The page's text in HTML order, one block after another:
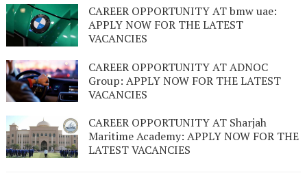
CAREER OPPORTUNITY AT bmw uae:
APPLY NOW FOR THE LATEST
VACANCIES
CAREER OPPORTUNITY AT ADNOC
Group: APPLY NOW FOR THE LATEST
VACANCIES
CAREER OPPORTUNITY AT Sharjah
Maritime Academy: APPLY NOW FOR THE
LATEST VACANCIES